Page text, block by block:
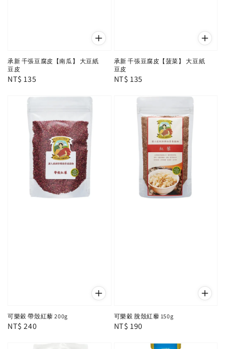
承新 千張豆腐皮【南瓜】 大豆紙
豆皮
Regular
NT$ 135
承新 千張豆腐皮【菠菜】 大豆紙
豆皮
Regular
NT$ 135
可樂穀 帶殼紅藜 200g
Regular
NT$ 240
可樂穀 脫殼紅藜 150g
Regular
NT$ 190